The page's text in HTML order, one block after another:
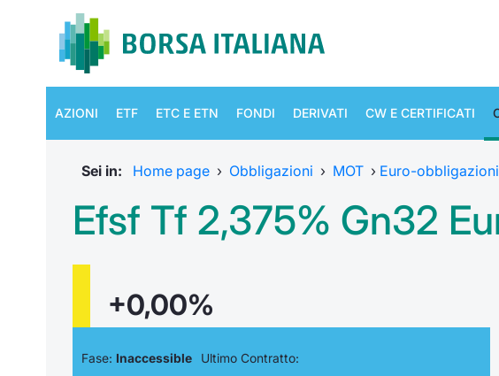
AZIONI ETF ETC E ETN FONDI DERIVATI CW E CERTIFICATI
Sei in: Home page › Obbligazioni › MOT › Euro-obbligazioni
Efsf Tf 2,375% Gn32
+0,00%
Fase: Inaccessible Ultimo Contratto: